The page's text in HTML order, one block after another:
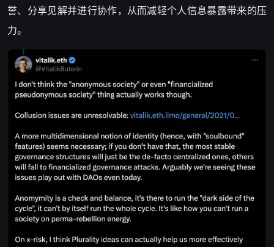
誉、分享见解并进行协作，从而减轻个人信息暴露带来的压
力。